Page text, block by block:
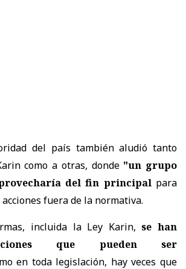
del país también aludió tanto
como a otras, donde "un grupo
del fin principal para
fuera de la normativa.
incluida la Ley Karin, se han
que pueden ser
en toda legislación, hay veces que